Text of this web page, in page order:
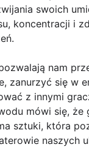
swoich
koncentracji i
nam
zanurzyć się w
z innymi
mówi się, że
sztuki, która
naszych